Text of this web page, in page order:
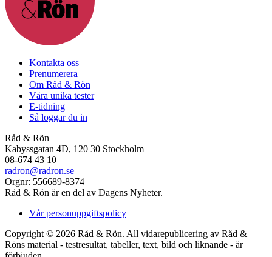
Kontakta oss
Prenumerera
Om Råd & Rön
Våra unika tester
E-tidning
Så loggar du in
Råd & Rön
Kabyssgatan 4D, 120 30 Stockholm
08-674 43 10
radron@radron.se
Orgnr: 556689-8374
Råd & Rön är en del av Dagens Nyheter.
Vår personuppgiftspolicy
Copyright © 2026 Råd & Rön. All vidarepublicering av Råd &
Röns material - testresultat, tabeller, text, bild och liknande - är